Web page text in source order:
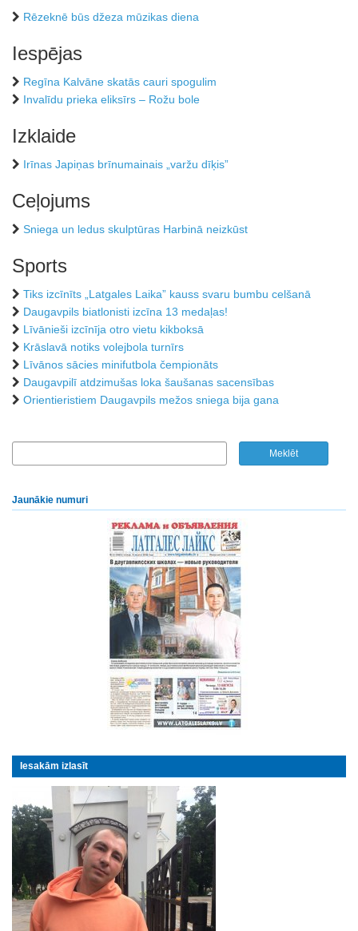
Rēzeknē būs džeza mūzikas diena
Iespējas
Regīna Kalvāne skatās cauri spogulim
Invalīdu prieka eliksīrs – Rožu bole
Izklaide
Irīnas Japiņas brīnumainais „varžu dīķis”
Ceļojums
Sniega un ledus skulptūras Harbinā neizkūst
Sports
Tiks izcīnīts „Latgales Laika” kauss svaru bumbu celšanā
Daugavpils biatlonisti izcīna 13 medaļas!
Līvānieši izcīnīja otro vietu kikboksā
Krāslavā notiks volejbola turnīrs
Līvānos sācies minifutbola čempionāts
Daugavpilī atdzimušas loka šaušanas sacensības
Orientieristiem Daugavpils mežos sniega bija gana
Jaunākie numuri
Iesakām izlasīt